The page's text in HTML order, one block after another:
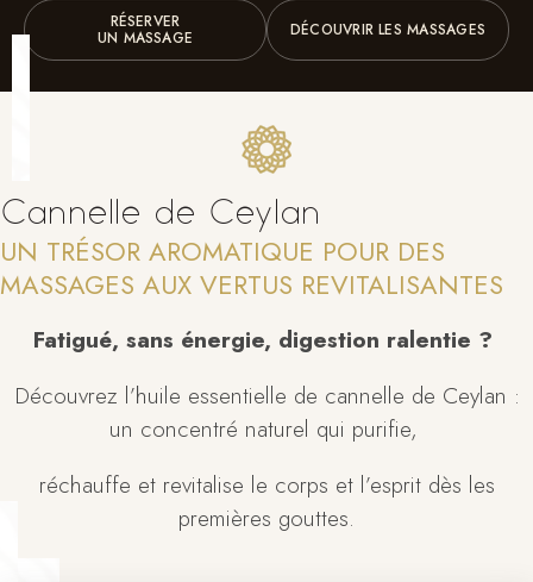
RÉSERVER
UN MASSAGE DÉCOUVRIR LES MASSAGES
Cannelle de Ceylan
UN TRÉSOR AROMATIQUE POUR DES
MASSAGES AUX VERTUS REVITALISANTES
Fatigué, sans énergie, digestion ralentie ?
Découvrez l’huile essentielle de cannelle de Ceylan :
un concentré naturel qui purifie,
réchauffe et revitalise le corps et l’esprit dès les
premières gouttes.